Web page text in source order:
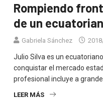
Rompiendo
de un
Gabriela Sánchez
Julio Silva es un
conquistar el mercado
profesional incluye a
LEER MÁS